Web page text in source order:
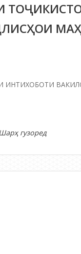
ИНТИХОБОТИ
гузореддар